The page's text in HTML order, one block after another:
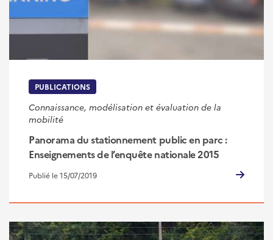
PUBLICATIONS
Connaissance, modélisation et évaluation de la
mobilité
Panorama du stationnement public en parc :
Enseignements de l’enquête nationale 2015
Publié le 15/07/2019